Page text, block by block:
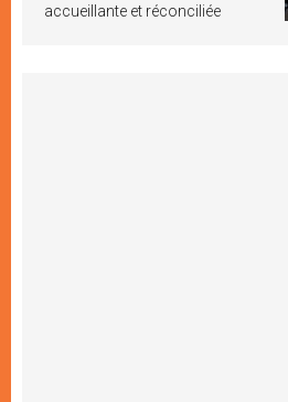
accueillante et réconciliée